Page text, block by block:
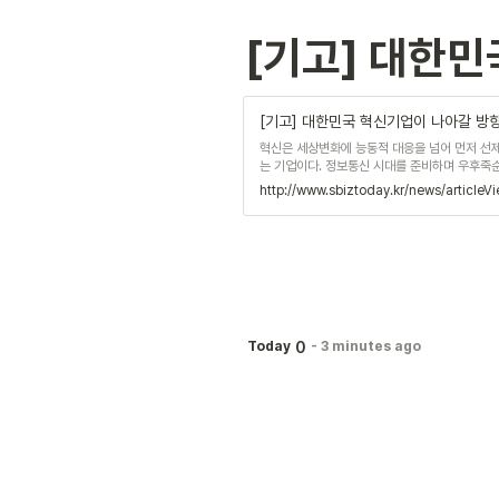
[기고] 대한
[기고] 대한민국 혁신기업이 나아갈 방
혁신은 세상변화에 능동적 대응을 넘어 먼저 선
는 기업이다. 정보통신 시대를 준비하며 우후죽
상을 보며, 소비자중심 사용자중심 경
Today 0 - 3 minutes ago